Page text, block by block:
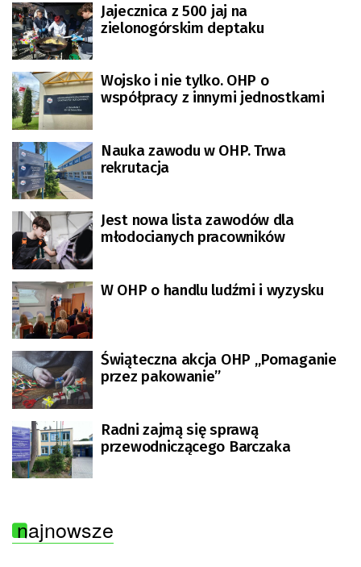
Jajecznica z 500 jaj na
zielonogórskim deptaku
Wojsko i nie tylko. OHP o
współpracy z innymi jednostkami
Nauka zawodu w OHP. Trwa
rekrutacja
Jest nowa lista zawodów dla
młodocianych pracowników
W OHP o handlu ludźmi i wyzysku
Świąteczna akcja OHP „Pomaganie
przez pakowanie”
Radni zajmą się sprawą
przewodniczącego Barczaka
najnowsze